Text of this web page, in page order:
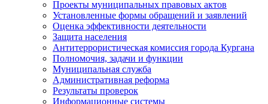
Проекты муниципальных правовых актов
Установленные формы обращений и заявлений
Оценка эффективности деятельности
Защита населения
Антитеррористическая комиссия города Кургана
Полномочия, задачи и функции
Муниципальная служба
Административная реформа
Результаты проверок
Информационные системы